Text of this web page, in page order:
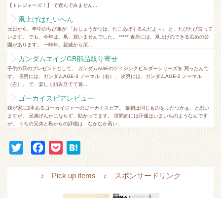
【トレジャーズ！】 で遊んでみません...
凧上げはたいへん
元日から、年中のちび弟が 「おしょうがつは、たこあげするんだよ～」 と、たびたび言って
います。 でも、今年は、凧、買いませんでした。 ***** 近所には、凧上げのできる広めの公
園があります。 一昨年、親戚から頂...
ガンダムエイジGB部品取り寄せ
子供の日のプレゼントとして、 ガンダムAGEのゲイジングビルダーシリーズを 買ったんで
す。 長男には、ガンダムAGE-3 ノーマル（右）、 次男には、ガンダムAGE-2 ノーマル
（左）。 で、楽しく組み立てて遊...
ゴーカイスピアレビュー
我が家に2本あるゴーカイジャーのゴーカイスピア。 最初は同じものをふたつかぁ、と思い
ますが、 兄弟げんかにならず、助かってます。 世間的には評価はいまいちのようなんです
が、 うちの兄弟と私からの評価は、なかなか高い...
c
t
♪ Pick up items ♪ スポンサードリンク